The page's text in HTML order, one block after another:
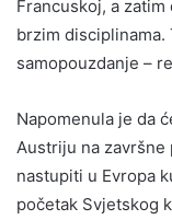
Francuskoj, a
brzim disciplinama.
samopouzdanje –
Napomenula je da
Austriju na završne
nastupiti u Evropa
početak Svjetskog